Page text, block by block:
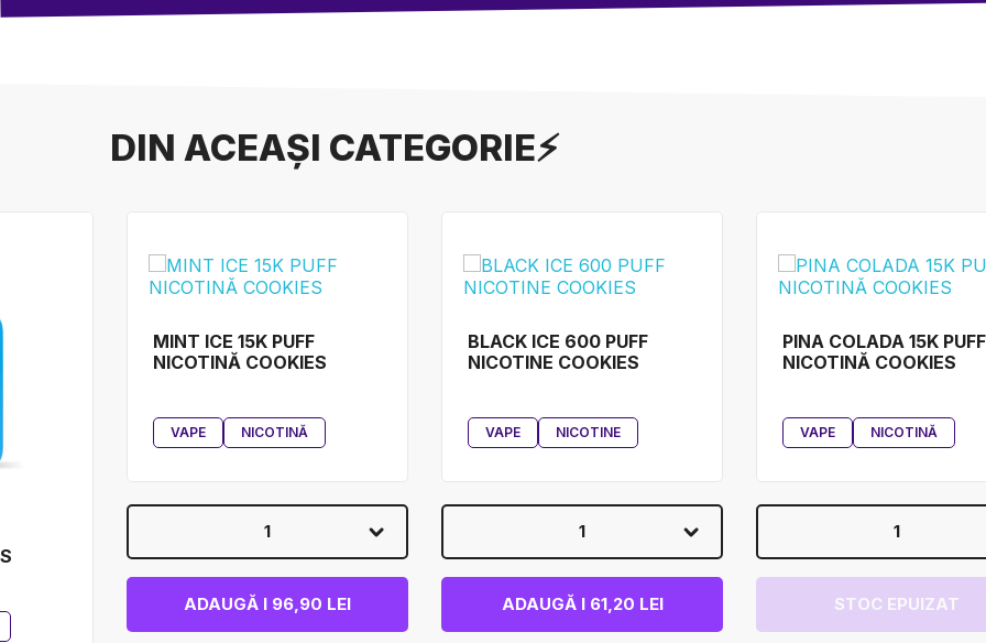
DIN ACEAȘI CATEGORIE⚡
MINT ICE 15K PUFF
NICOTINĂ COOKIES
VAPE NICOTINĂ
1
ADAUGĂ I 96,90 LEI
BLACK ICE 600 PUFF
NICOTINE COOKIES
VAPE NICOTINE
1
ADAUGĂ I 61,20 LEI
PINA COLADA 15K PUFF
NICOTINĂ COOKIES
VAPE NICOTINĂ
1
STOC EPUIZAT